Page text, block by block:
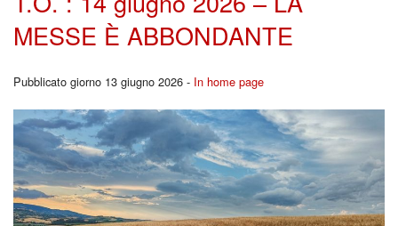
MESSE È ABBONDANTE
Pubblicato giorno 13 giugno 2026 - In home page